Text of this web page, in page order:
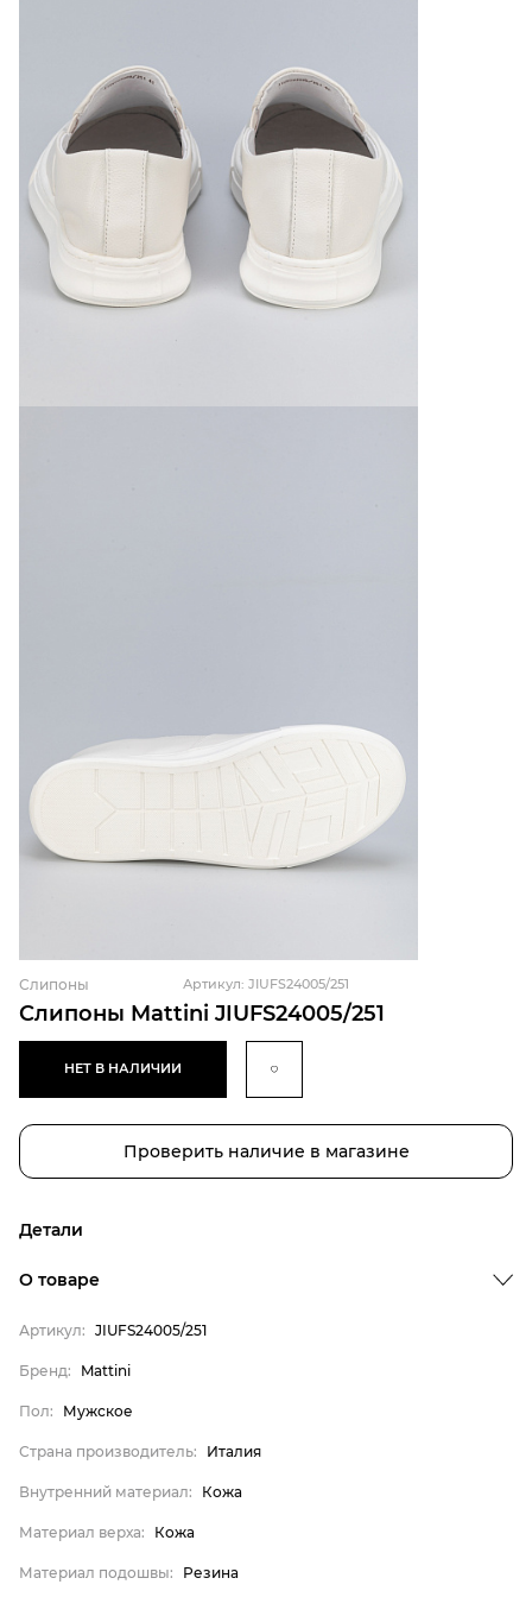
Слипоны Mattini JIUFS24005/251
Слипоны Артикул: JIUFS24005/251
НЕТ В НАЛИЧИИ
Проверить наличие в магазине
Детали
Страна производитель
Внутренний материал
Материал верха
Материал подошвы
Материал стельки
О товаре
Артикул: JIUFS24005/251
Бренд: Mattini
Пол: Мужское
Страна производитель: Италия
Внутренний материал: Кожа
Материал верха: Кожа
Материал подошвы: Резина